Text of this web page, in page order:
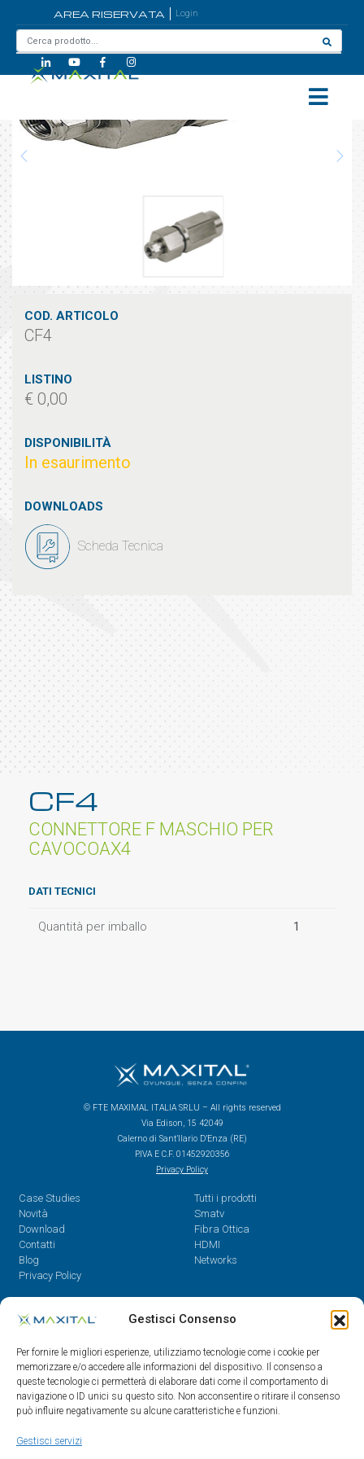
Gestisci Consenso
Per fornire le migliori esperienze, utilizziamo tecnologie come i cookie per
memorizzare e/o accedere alle informazioni del dispositivo. Il consenso a
queste tecnologie ci permetterà di elaborare dati come il comportamento di
navigazione o ID unici su questo sito. Non acconsentire o ritirare il consenso
può influire negativamente su alcune caratteristiche e funzioni.
Gestisci servizi
AREA RISERVATA Login
Home / CF4
COD. ARTICOLO
CF4
LISTINO
€ 0,00
DISPONIBILITÀ
In esaurimento
DOWNLOADS
Scheda Tecnica
CF4
CONNETTORE F MASCHIO PER
CAVOCOAX4
DATI TECNICI
Quantità per imballo 1
© FTE MAXIMAL ITALIA SRLU – All rights reserved
Via Edison, 15 42049
Calerno di Sant’Ilario D’Enza (RE)
P.IVA E C.F. 01452920356
Privacy Policy
Case Studies
Novità
Download
Contatti
Blog
Privacy Policy
Tutti i prodotti
Smatv
Fibra Ottica
HDMI
Networks
Contatti
08.30 - 12.30 / 14 - 18
0522/909701
0522/909748